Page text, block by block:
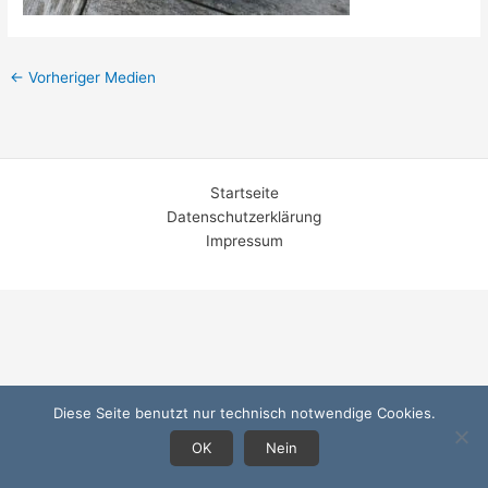
← Vorheriger Medien
Startseite
Datenschutzerklärung
Impressum
Diese Seite benutzt nur technisch notwendige Cookies.
OK
Nein